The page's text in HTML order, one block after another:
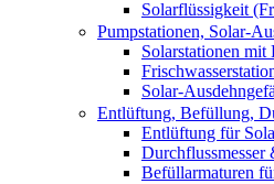
Solarflüssigkeit
Pumpstationen, Solar-
Solarstationen mit
Solar-
Entlüftung, Befüllung,
Entlüftung für
Befüllarmaturen